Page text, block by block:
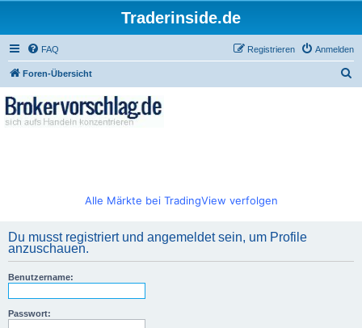
Traderinside.de
FAQ Anmelden
Registrieren
Foren-Übersicht
Alle Märkte bei TradingView verfolgen
Du musst registriert und angemeldet sein, um Profile
anzuschauen.
Benutzername:
Passwort: